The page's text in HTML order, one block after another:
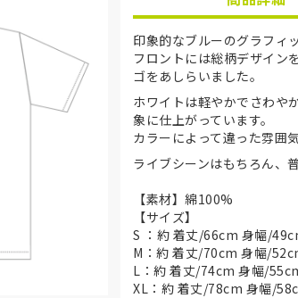
印象的なブルーのグラフィ
フロントには総柄デザイン
ゴをあしらいました。
ホワイトは軽やかでさわや
象に仕上がっています。
カラーによって違った雰囲
ライブシーンはもちろん、
【素材】綿100%
【サイズ】
S ：約 着丈/66cm 身幅/
M：約 着丈/70cm 身幅/
L：約 着丈/74cm 身幅/
XL：約 着丈/78cm 身幅/